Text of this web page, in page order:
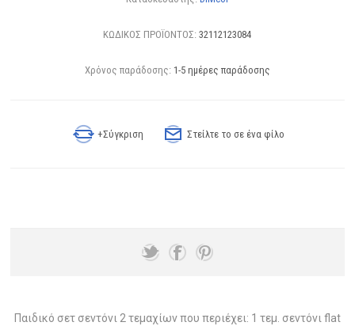
ΚΩΔΙΚΟΣ ΠΡΟΪΟΝΤΟΣ: 32112123084
Χρόνος παράδοσης: 1-5 ημέρες παράδοσης
+Σύγκριση Στείλτε το σε ένα φίλο
Παιδικό σετ σεντόνι 2 τεμαχίων που περιέχει: 1 τεμ. σεντόνι flat